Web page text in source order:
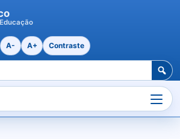
A- A+ Contraste